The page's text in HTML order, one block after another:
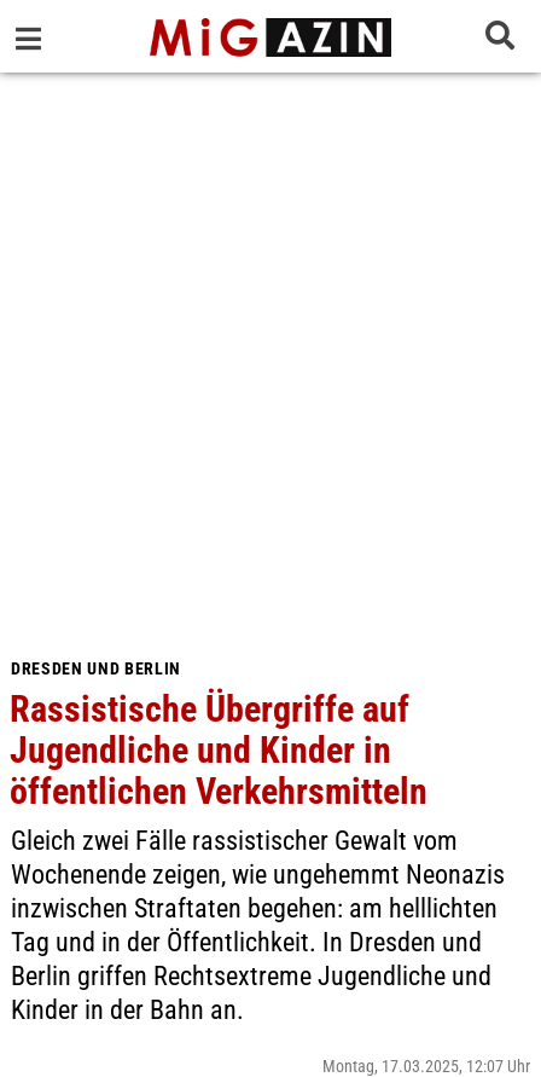
DRESDEN UND BERLIN
Rassistische Übergriffe auf
Jugendliche und Kinder in
öffentlichen Verkehrsmitteln
Gleich zwei Fälle rassistischer Gewalt vom
Wochenende zeigen, wie ungehemmt Neonazis
inzwischen Straftaten begehen: am helllichten
Tag und in der Öffentlichkeit. In Dresden und
Berlin griffen Rechtsextreme Jugendliche und
Kinder in der Bahn an.
Montag, 17.03.2025, 12:07 Uhr